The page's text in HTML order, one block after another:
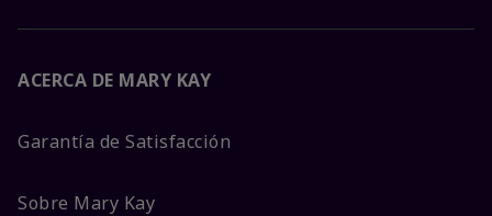
ACERCA DE MARY KAY
Garantía de Satisfacción
Sobre Mary Kay